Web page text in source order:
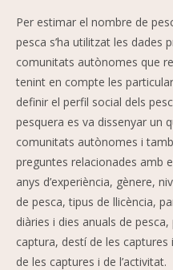
Per estimar el nombre de
pesca s’ha utilitzat les dades
comunitats autònomes que
tenint en compte les
definir el perfil social dels
pesquera es va dissenyar un
comunitats autònomes i
preguntes relacionades amb
anys d’experiència, gènere,
de pesca, tipus de llicència,
diàries i dies anuals de
captura, destí de les
de les captures i de l’activitat.